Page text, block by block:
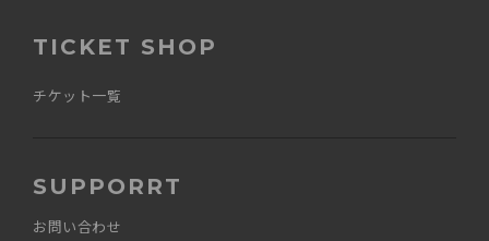
TICKET SHOP
チケット一覧
SUPPORRT
お問い合わせ